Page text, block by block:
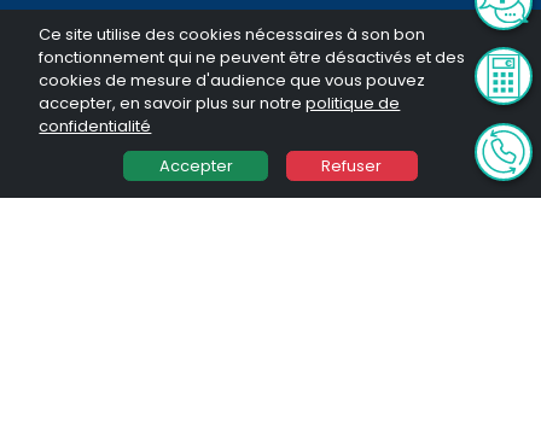
Ce site utilise des cookies nécessaires à son bon
fonctionnement qui ne peuvent être désactivés et des
cookies de mesure d'audience que vous pouvez
accepter, en savoir plus sur notrepolitique de
confidentialité
Accepter
Refuser
Solutions financières
Programmes immobiliers
Dispositifs Immobiliers